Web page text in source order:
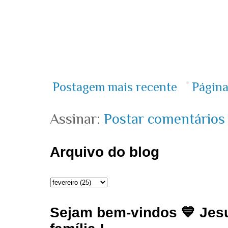
Postagem mais recente
Assinar:Postar
Arquivo do blog
Sejam bem-vindos 💙